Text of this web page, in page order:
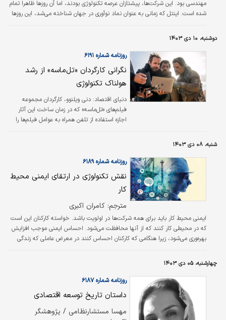
مهندسی بود. این شرکت‌ها، پیشتازان عرصه تکنولوژی بودند، اما آن روزها ظاهرا تمام
شده است. اینتل که زمانی به عنوان نماد نوآوری در جهان شناخته می‏‏‌شد، این روزها
فقط انویدیا، غول هوش مصنوعی رقیبش نیست، بلکه شرکت‌های کوچک‌تر و حتی
متحدان سابق این شرکت مانند مایکروسافت هم وارد عرصه رقابت شده‏‏‌اند. مهم‏‏‌ترین
دلیل: اینتل عملکرد مالی را به علم مهندسی ترجیح داد و از رقبا عقب…
دوشنبه، ۱۰ دی ۱۴۰۳
روزنامه شماره ۶۱۹۱
نگرانی کارگردان «تل‌ماسه» از رشد
هولناک تکنولوژی
دنیای اقتصاد: دنی ویلنوو، کارگردان مجموعه
فیلم‌های «تل‌ماسه» که در زمان ساخت این آثار
اجازه استفاده از تلفن همراه به عوامل فیلم‌ها را
لس‌آنجلس تایمز انجام داده است، این فیلم‌ساز
پروژه‌هایش دستگاه‌های تلفن همراه خود را به محل
تصویربرداری نمی‌آورند.
شنبه، ۰۸ دی ۱۴۰۳
روزنامه شماره ۶۱۸۹
نقش تکنولوژی در ارتقای ایمنی محیط
کار
مترجم: کامران اکبری
ایمنی محیط کار باید برای همه شرکت‌‌‌ها در اولویت باشد. خواسته کارکنان این است
که در محیطی کار کنند که از آنها محافظت می‌‌‌شود. احساس ایمنی موجب افزایش
بهره‌‌‌وری می‌‌‌شود، زیرا هنگامی که کارکنان احساس کنند در معرض عاملی که زندگی
چهارشنبه، ۰۵ دی ۱۴۰۳
روزنامه شماره ۶۱۸۷
داستان تاریخ توسعه اقتصادی
مهسا مستشارنظامی / پژوهشگر